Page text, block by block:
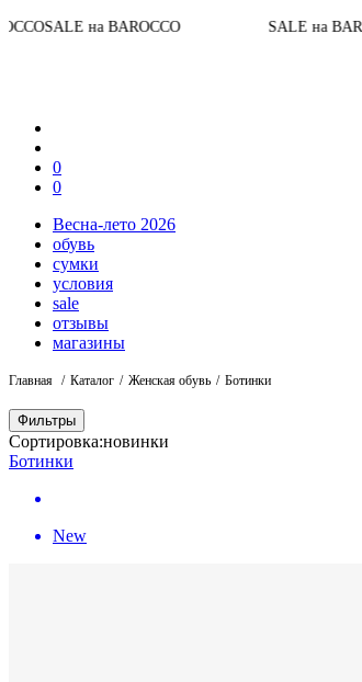
на BAROCCO SALE на BAROCCO
0
0
Весна-лето 2026
обувь
сумки
условия
sale
отзывы
магазины
Главная Каталог Женская обувь Ботинки
Фильтры
Сортировка:новинки
Ботинки
New